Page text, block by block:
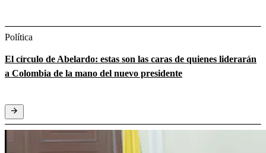
Política
El círculo de Abelardo: estas son las caras de quienes liderarán
a Colombia de la mano del nuevo presidente